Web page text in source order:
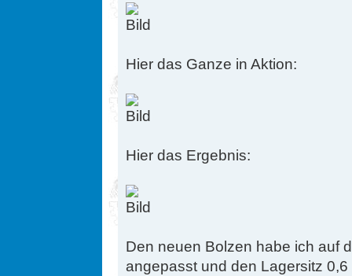
Hier das Ganze in Aktion:
Hier das Ergebnis:
Den neuen Bolzen habe ich auf
angepasst und den Lagersitz